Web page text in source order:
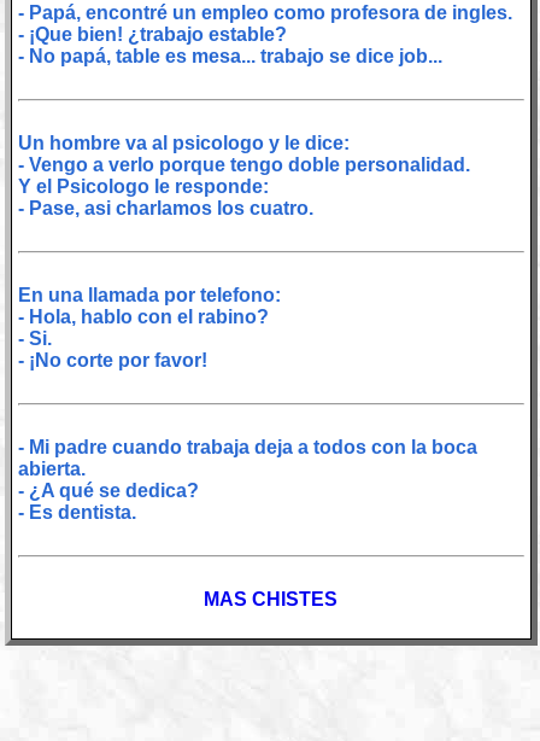
- Papá, encontré un empleo como profesora de ingles.
- ¡Que bien! ¿trabajo estable?
- No papá, table es mesa... trabajo se dice job...
Un hombre va al psicologo y le dice:
- Vengo a verlo porque tengo doble personalidad.
Y el Psicologo le responde:
- Pase, asi charlamos los cuatro.
En una llamada por telefono:
- Hola, hablo con el rabino?
- Si.
- ¡No corte por favor!
- Mi padre cuando trabaja deja a todos con la boca
abierta.
- ¿A qué se dedica?
- Es dentista.
MAS CHISTES